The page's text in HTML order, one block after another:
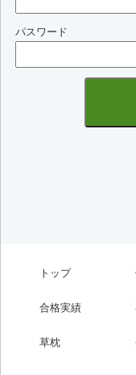
パスワード
トップ
合格実績
草枕